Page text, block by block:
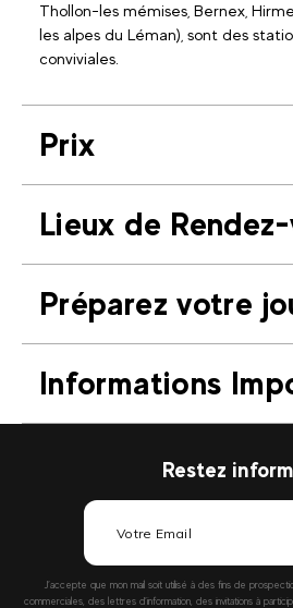
Thollon-les mémises, Bernex,
les alpes du Léman), sont des
conviviales.
Prix
Lieux de
Préparez votre
Informations
Restez
J’accepte que mon mail soit utilisé à des fins de
commerciales, des lettres d’information, des invitations à